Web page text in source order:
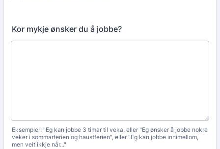
Kor mykje ønsker du å jobbe?
Eksempler: "Eg kan jobbe 3 timar til veka, eller "Eg ønsker å jobbe nokre
veker i sommarferien og haustferien", eller "Eg kan jobbe innimellom,
men veit ikkje når..."